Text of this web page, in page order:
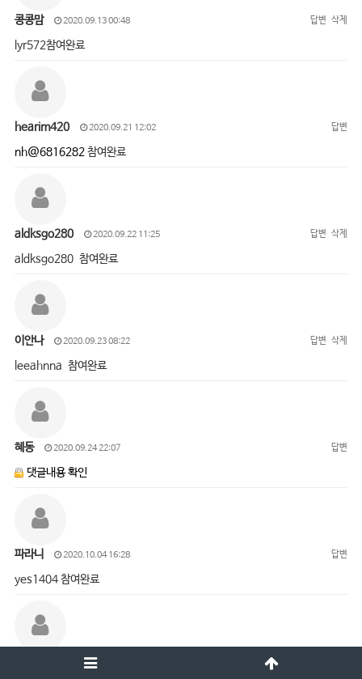
콩콩맘 2020.09.13 00:48 답변 삭제
lyr572참여완료
hearim420 2020.09.21 12:02 답변
nh@6816282참여완료
aldksgo280 2020.09.22 11:25 답변 삭제
aldksgo280 참여완료
이안나 2020.09.23 08:22 답변 삭제
leeahnna 참여완료
혜동 2020.09.24 22:07 답변
댓글내용 확인
파라니 2020.10.04 16:28 답변
yes1404 참여완료
2020.10.05 15:01